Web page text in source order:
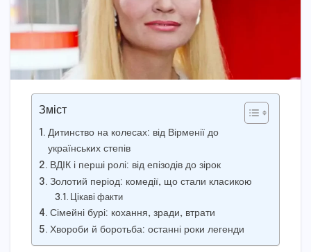
Зміст
Дитинство на колесах: від Вірменії до
українських степів
ВДІК і перші ролі: від епізодів до зірок
Золотий період: комедії, що стали класикою
Цікаві факти
Сімейні бурі: кохання, зради, втрати
Хвороби й боротьба: останні роки легенди